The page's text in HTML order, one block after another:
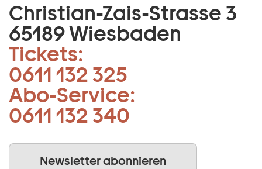
Christian-Zais-Strasse 3
65189 Wiesbaden
Tickets:
0611 132 325
Abo-Service:
0611 132 340
Newsletter abonnieren